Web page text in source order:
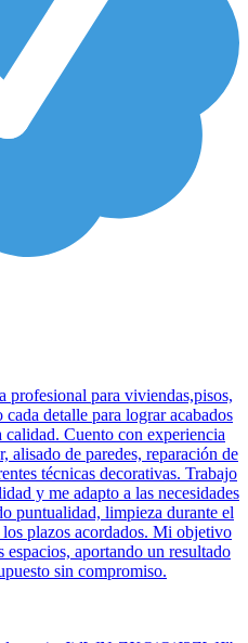
profesional para viviendas,pisos,
detalle para lograr acabados
Cuento con experiencia
alisado de paredes, reparación de
técnicas decorativas. Trabajo
y me adapto a las necesidades
puntualidad, limpieza durante el
plazos acordados. Mi objetivo
aportando un resultado
sin compromiso.